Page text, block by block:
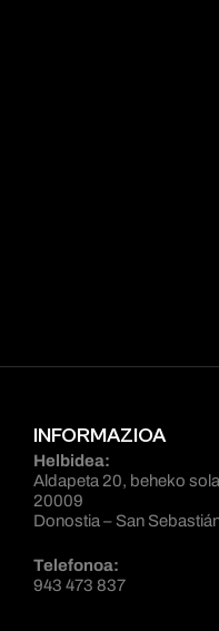
INFORMAZIOA
Helbidea:
Aldapeta 20, beheko
20009
Donostia – San
Telefonoa:
943 473 837